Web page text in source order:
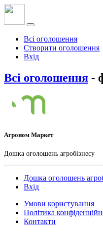
Всі оголошення
Створити оголошення
Вхід
Всі оголошення -
Агроном Маркет
Дошка оголошень агробізнесу
Дошка оголошень
Вхід
Умови користування
Політика
Контакти